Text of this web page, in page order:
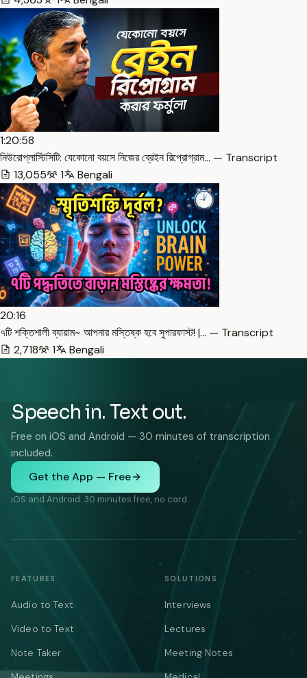
1:20:58
নিউরোপ্লাস্টিসিটি: যেকোনো বয়সে নিজের ব্রেইন রিপ্রোগ্রাম… — Transcript
13,055
1 Bengali
20:16
৭টি শক্তিশালী ব্যায়াম~ আপনার মস্তিষ্ক হবে সুপারফাস্ট! |… — Transcript
2,718
1 Bengali
Speech in. Text out.
Free on iOS and Android — 30 minutes of transcription
included.
Get the App — Free
iOS and Android. 30 minutes free, no card.
FEATURES
Audio to Text
Video to Text
Note Taker
SOLUTIONS
Interviews
Lectures
Meeting Notes